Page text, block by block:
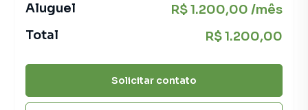
Aluguel
R$ 1.200,00 /mês
Total
R$ 1.200,00
Solicitar contato